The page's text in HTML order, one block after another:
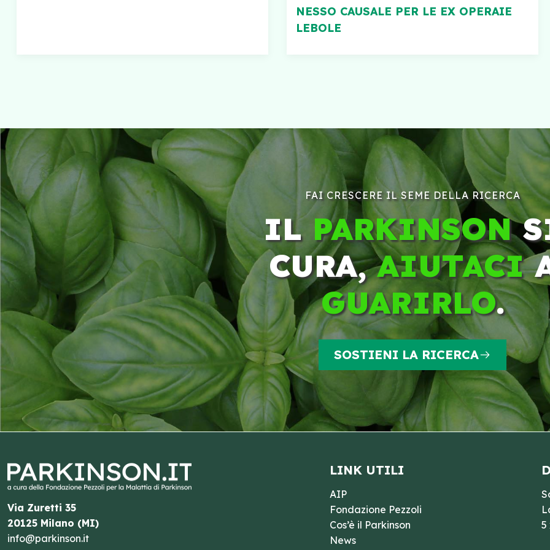
NESSO CAUSALE PER LE EX OPERAIE
LEBOLE
FAI CRESCERE IL SEME DELLA RICERCA
ILPARKINSON
CURA,AIUTACI
GUARIRLO.
SOSTIENI LA RICERCA
Via Zuretti 35
20125 Milano (MI)
info@parkinson.it
LINK UTILI
AIP
Fondazione Pezzoli
Cos’è il Parkinson
News
5